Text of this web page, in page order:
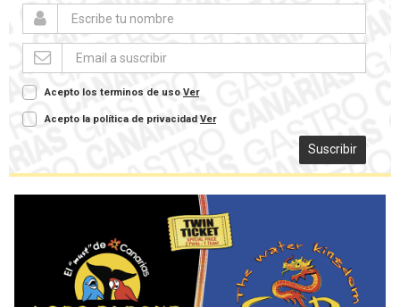
Acepto los terminos de uso Ver
Acepto la política de privacidad Ver
Suscribir